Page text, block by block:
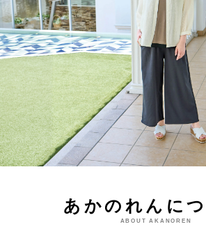
あかのれんに
ABOUT AKANOREN